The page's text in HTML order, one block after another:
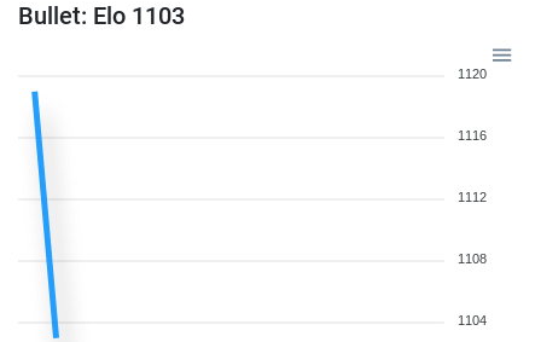
Bullet: Elo 1103
1120
1116
1112
1108
1104